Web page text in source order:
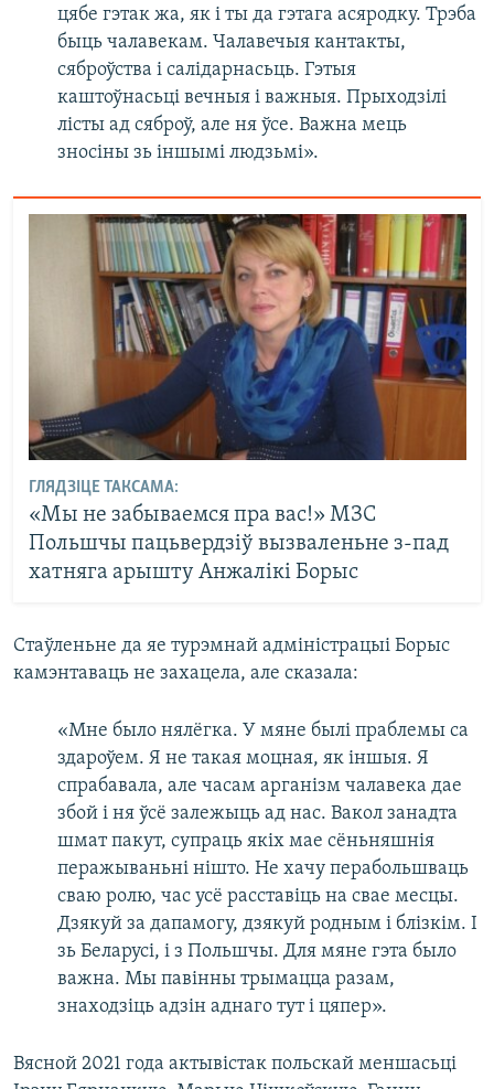
цябе гэтак жа, як і ты да гэтага асяродку. Трэба
быць чалавекам. Чалавечыя кантакты,
сяброўства і салідарнасьць. Гэтыя
каштоўнасьці вечныя і важныя. Прыходзілі
лісты ад сяброў, але ня ўсе. Важна мець
зносіны зь іншымі людзьмі».
ГЛЯДЗІЦЕ ТАКСАМА:
«Мы не забываемся пра вас!» МЗС
Польшчы пацьвердзіў вызваленьне з-пад
хатняга арышту Анжалікі Борыс
Стаўленьне да яе турэмнай адміністрацыі Борыс
камэнтаваць не захацела, але сказала:
«Мне было нялёгка. У мяне былі праблемы са
здароўем. Я не такая моцная, як іншыя. Я
спрабавала, але часам арганізм чалавека дае
збой і ня ўсё залежыць ад нас. Вакол занадта
шмат пакут, супраць якіх мае сёньняшнія
перажываньні нішто. Не хачу перабольшваць
сваю ролю, час усё расставіць на свае месцы.
Дзякуй за дапамогу, дзякуй родным і блізкім. І
зь Беларусі, і з Польшчы. Для мяне гэта было
важна. Мы павінны трымацца разам,
знаходзіць адзін аднаго тут і цяпер».
Вясной 2021 года актывістак польскай меншасьці